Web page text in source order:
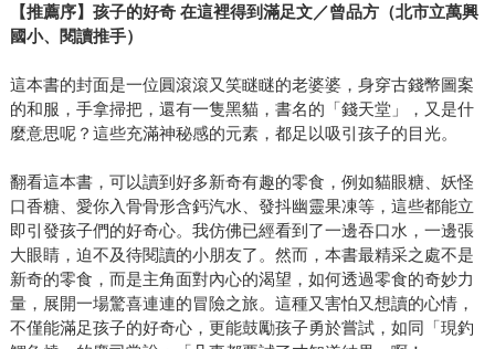
【推薦序】孩子的好奇 在這裡得到滿足文／曾品方（北市立萬興
國小、閱讀推手）
這本書的封面是一位圓滾滾又笑瞇瞇的老婆婆，身穿古錢幣圖案
的和服，手拿掃把，還有一隻黑貓，書名的「錢天堂」，又是什
麼意思呢？這些充滿神秘感的元素，都足以吸引孩子的目光。
翻看這本書，可以讀到好多新奇有趣的零食，例如貓眼糖、妖怪
口香糖、愛你入骨骨形含鈣汽水、發抖幽靈果凍等，這些都能立
即引發孩子們的好奇心。我仿佛已經看到了一邊吞口水，一邊張
大眼睛，迫不及待閱讀的小朋友了。然而，本書最精采之處不是
新奇的零食，而是主角面對內心的渴望，如何透過零食的奇妙力
量，展開一場驚喜連連的冒險之旅。這種又害怕又想讀的心情，
不僅能滿足孩子的好奇心，更能鼓勵孩子勇於嘗試，如同「現釣